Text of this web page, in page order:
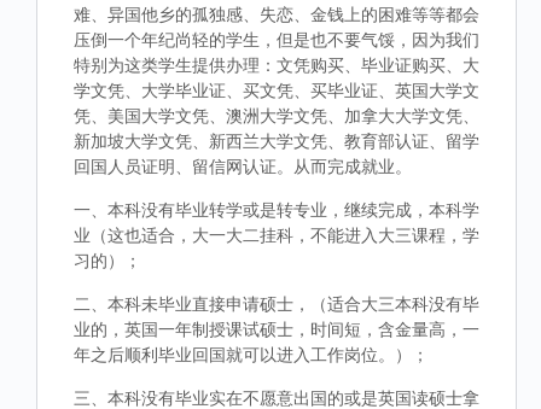
难、异国他乡的孤独感、失恋、金钱上的困难等等都会
压倒一个年纪尚轻的学生，但是也不要气馁，因为我们
特别为这类学生提供办理：文凭购买、毕业证购买、大
学文凭、大学毕业证、买文凭、买毕业证、英国大学文
凭、美国大学文凭、澳洲大学文凭、加拿大大学文凭、
新加坡大学文凭、新西兰大学文凭、教育部认证、留学
回国人员证明、留信网认证。从而完成就业。
一、本科没有毕业转学或是转专业，继续完成，本科学
业（这也适合，大一大二挂科，不能进入大三课程，学
习的）；
二、本科未毕业直接申请硕士，（适合大三本科没有毕
业的，英国一年制授课试硕士，时间短，含金量高，一
年之后顺利毕业回国就可以进入工作岗位。）；
三、本科没有毕业实在不愿意出国的或是英国读硕士拿